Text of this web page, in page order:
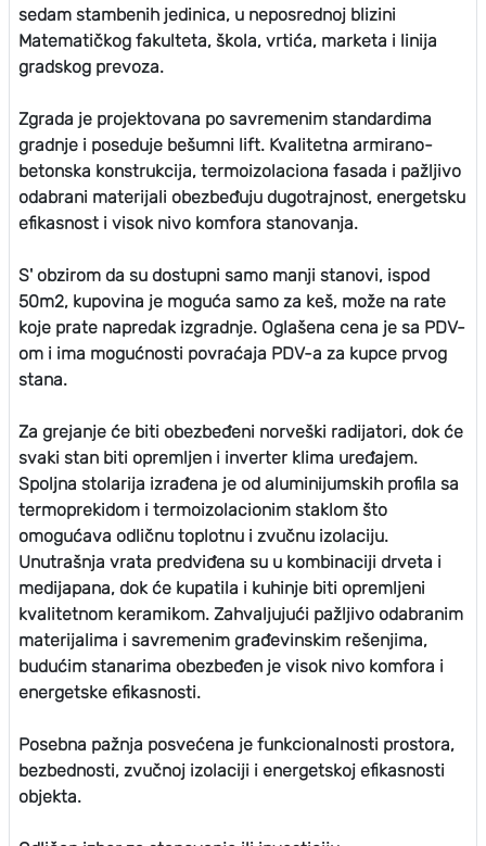
sedam stambenih jedinica, u neposrednoj blizini
Matematičkog fakulteta, škola, vrtića, marketa i linija
gradskog prevoza.
Zgrada je projektovana po savremenim standardima
gradnje i poseduje bešumni lift. Kvalitetna armirano-
betonska konstrukcija, termoizolaciona fasada i pažljivo
odabrani materijali obezbeđuju dugotrajnost, energetsku
efikasnost i visok nivo komfora stanovanja.
S' obzirom da su dostupni samo manji stanovi, ispod
50m2, kupovina je moguća samo za keš, može na rate
koje prate napredak izgradnje. Oglašena cena je sa PDV-
om i ima mogućnosti povraćaja PDV-a za kupce prvog
stana.
Za grejanje će biti obezbeđeni norveški radijatori, dok će
svaki stan biti opremljen i inverter klima uređajem.
Spoljna stolarija izrađena je od aluminijumskih profila sa
termoprekidom i termoizolacionim staklom što
omogućava odličnu toplotnu i zvučnu izolaciju.
Unutrašnja vrata predviđena su u kombinaciji drveta i
medijapana, dok će kupatila i kuhinje biti opremljeni
kvalitetnom keramikom. Zahvaljujući pažljivo odabranim
materijalima i savremenim građevinskim rešenjima,
budućim stanarima obezbeđen je visok nivo komfora i
energetske efikasnosti.
Posebna pažnja posvećena je funkcionalnosti prostora,
bezbednosti, zvučnoj izolaciji i energetskoj efikasnosti
objekta.